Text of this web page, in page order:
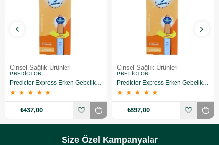
Cinsel Sağlık Ürünleri
PREDICTOR
Predictor Express Erken Gebelik Testi 2 Adet
★ ★ ★ ★ ★
₺437,00
Cinsel Sağlık Ürünleri
PREDICTOR
Predictor Express Erken Gebelik Testi 5 Adet
★ ★ ★ ★ ★
₺897,00
Size Özel Kampanyalar